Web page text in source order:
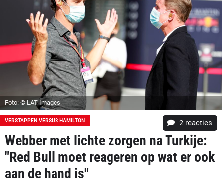
Foto: © LAT Images
VERSTAPPEN VERSUS HAMILTON 2 reacties
Webber met lichte zorgen na Turkije:
"Red Bull moet reageren op wat er ook
aan de hand is"